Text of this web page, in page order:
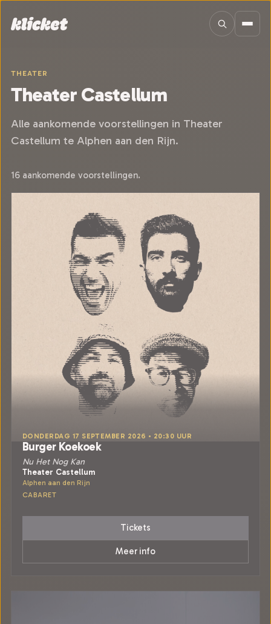
THEATER
Theater Castellum
Alle aankomende voorstellingen in Theater
Castellum te Alphen aan den Rijn.
16 aankomende voorstellingen.
DONDERDAG 17 SEPTEMBER 2026 • 20:30 UUR
Burger Koekoek
Nu Het Nog Kan
Theater Castellum
Alphen aan den Rijn
CABARET
Tickets
Meer info